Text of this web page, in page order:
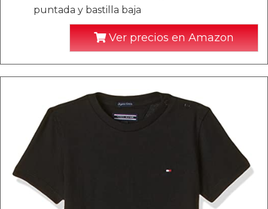
puntada y bastilla baja
Ver precios en Amazon